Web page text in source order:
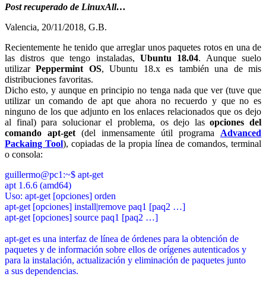
Post recuperado de LinuxAll…
Valencia, 20/11/2018, G.B.
Recientemente he tenido que arreglar unos paquetes rotos en una de
las distros que tengo instaladas, Ubuntu 18.04. Aunque suelo
utilizarPeppermint OS, Ubuntu 18.x es también una de mis
distribuciones favoritas.
Dicho esto, y aunque en principio no tenga nada que ver (tuve que
utilizar un comando de apt que ahora no recuerdo y que no es
ninguno de los que adjunto en los enlaces relacionados que os dejo
al final) para solucionar el problema, os dejo lasopciones del
comando apt-get (del inmensamente útil programa Advanced
Packaing Tool), copiadas de la propia línea de comandos, terminal
o consola:
guillermo@pc1:~$ apt-get
apt 1.6.6 (amd64)
Uso: apt-get [opciones] orden
apt-get [opciones] install|remove paq1 [paq2 …]
apt-get [opciones] source paq1 [paq2 …]
apt-get es una interfaz de línea de órdenes para la obtención de
paquetes y de información sobre ellos de orígenes autenticados y
para la instalación, actualización y eliminación de paquetes junto
a sus dependencias.